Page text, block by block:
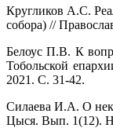
Кругликов А.С.
собора) //
Белоус П.В. К
Тобольской
2021. С. 31-42.
Силаева И.А. О
Цыся. Вып. 1(12).